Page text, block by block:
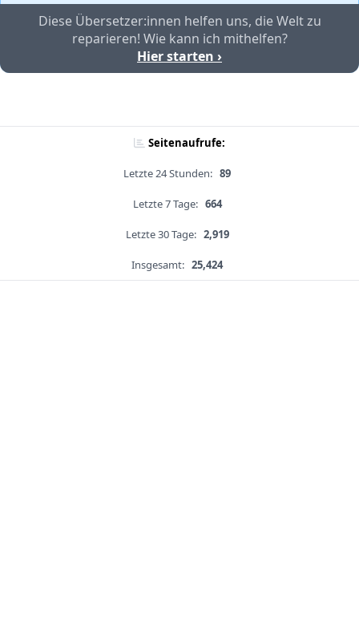
Diese Übersetzer:innen helfen uns, die Welt zu
reparieren! Wie kann ich mithelfen?
Hier starten ›
Seitenaufrufe:
Letzte 24 Stunden: 89
Letzte 7 Tage: 664
Letzte 30 Tage: 2,919
Insgesamt: 25,424